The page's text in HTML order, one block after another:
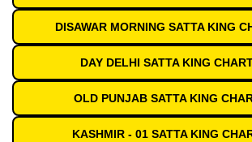
DISAWAR MORNING SATTA KING
DAY DELHI SATTA KING
OLD PUNJAB SATTA KING
KASHMIR - 01 SATTA KING